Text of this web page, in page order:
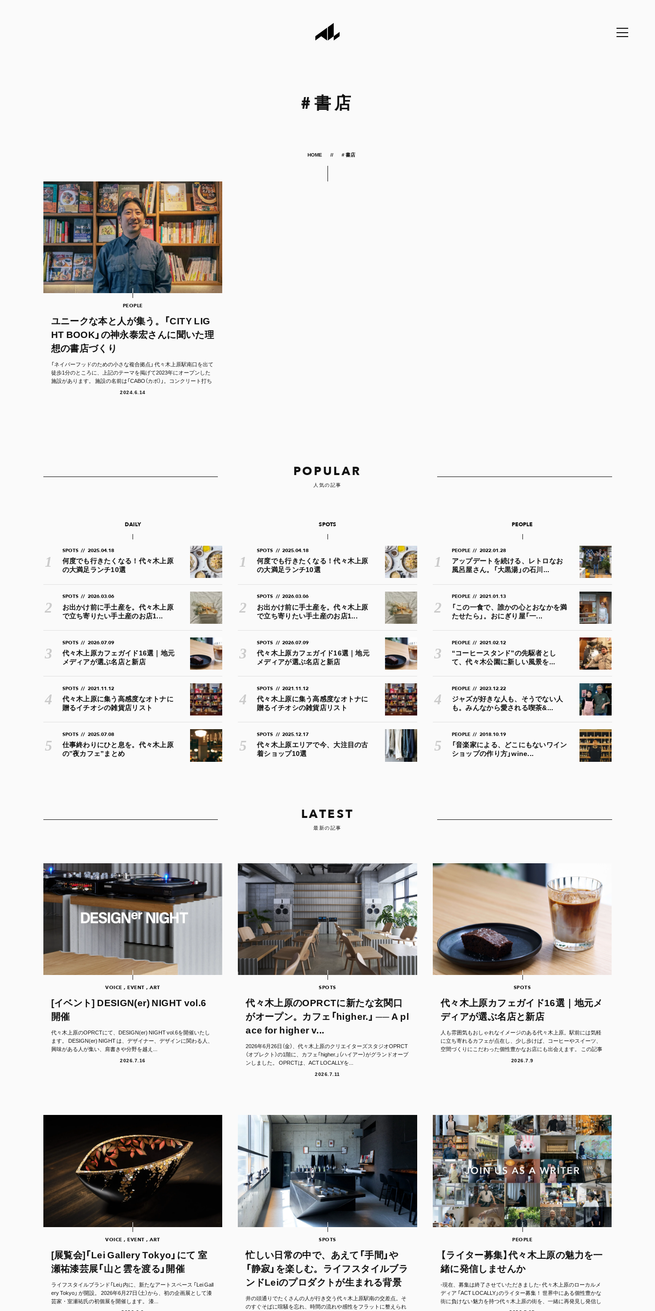
#書店
HOME # 書店
PEOPLE
ユニークな本と人が集う。「CITY LIG
HT BOOK」の神永泰宏さんに聞いた理
想の書店づくり
「ネイバーフッドのための小さな複合拠点」 代々木上原駅南口を出て
徒歩1分のところに、上記のテーマを掲げて2023年にオープンした
施設があります。 施設の名前は「CABO（カボ）」。コンクリート打ち
2024.6.14
POPULAR
人気の記事
DAILY
SPOTS // 2025.04.18
何度でも行きたくなる！代々木上原
の大満足ランチ10選
SPOTS // 2026.03.06
お出かけ前に手土産を。代々木上原
で立ち寄りたい手土産のお店1...
SPOTS // 2026.07.09
代々木上原カフェガイド16選｜地元
メディアが選ぶ名店と新店
SPOTS // 2021.11.12
代々木上原に集う高感度なオトナに
贈るイチオシの雑貨店リスト
SPOTS // 2025.07.08
仕事終わりにひと息を。代々木上原
の”夜カフェ”まとめ
SPOTS
SPOTS // 2025.04.18
何度でも行きたくなる！代々木上原
の大満足ランチ10選
SPOTS // 2026.03.06
お出かけ前に手土産を。代々木上原
で立ち寄りたい手土産のお店1...
SPOTS // 2026.07.09
代々木上原カフェガイド16選｜地元
メディアが選ぶ名店と新店
SPOTS // 2021.11.12
代々木上原に集う高感度なオトナに
贈るイチオシの雑貨店リスト
SPOTS // 2025.12.17
代々木上原エリアで今、大注目の古
着ショップ10選
PEOPLE
PEOPLE // 2022.01.28
アップデートを続ける、レトロなお
風呂屋さん。「大黒湯」の石川...
PEOPLE // 2021.01.13
「この一食で、誰かの心とおなかを満
たせたら」。おにぎり屋「一...
PEOPLE // 2021.02.12
“コーヒースタンド”の先駆者とし
て、代々木公園に新しい風景を...
PEOPLE // 2023.12.22
ジャズが好きな人も、そうでない人
も。みんなから愛される喫茶&...
PEOPLE // 2018.10.19
「音楽家による、どこにもないワイン
ショップの作り方」wine...
LATEST
最新の記事
VOICE , EVENT , ART
[イベント] DESIGN(er) NIGHT vol.6
開催
代々木上原のOPRCTにて、DESIGN(er) NIGHT vol.6を開催いたし
ます。 DESIGN(er) NIGHT は、デザイナー、デザインに関わる人、
興味がある人が集い、肩書きや分野を越え...
2026.7.16
SPOTS
代々木上原のOPRCTに新たな玄関口
がオープン。カフェ「higher.」 ── A pl
ace for higher v...
2026年6月26日（金）、代々木上原のクリエイターズスタジオOPRCT
（オプレクト）の1階に、カフェ「higher.」（ハイアー）がグランドオープ
ンしました。 OPRCTは、ACT LOCALLYを...
2026.7.11
SPOTS
代々木上原カフェガイド16選｜地元メ
ディアが選ぶ名店と新店
人も雰囲気もおしゃれなイメージのある代々木上原。駅前には気軽
に立ち寄れるカフェが点在し、少し歩けば、コーヒーやスイーツ、
空間づくりにこだわった個性豊かなお店にも出会えます。 この記事
2026.7.9
VOICE , EVENT , ART
[展覧会]「Lei Gallery Tokyo」にて 室
瀬祐漆芸展「山と雲を渡る」開催
ライフスタイルブランド「Lei」内に、新たなアートスペース 「Lei Gall
ery Tokyo」 が開設。 2026年6月27日（土）から、初の企画展として漆
芸家・室瀬祐氏の初個展を開催します。 漆...
SPOTS
忙しい日常の中で、あえて「手間」や
「静寂」を楽しむ。ライフスタイルブラ
ンドLeiのプロダクトが生まれる背景
井の頭通りでたくさんの人が行き交う代々木上原駅南の交差点。そ
のすぐそばに喧騒を忘れ、時間の流れや感性をフラットに整えられ
PEOPLE
【ライター募集】代々木上原の魅力を一
緒に発信しませんか
-現在、募集は終了させていただきました- 代々木上原のローカルメ
ディア 「ACT LOCALLY」のライター募集！ 世界中にある個性豊かな
街に負けない魅力を持つ代々木上原の街を、一緒に再発見し発信し